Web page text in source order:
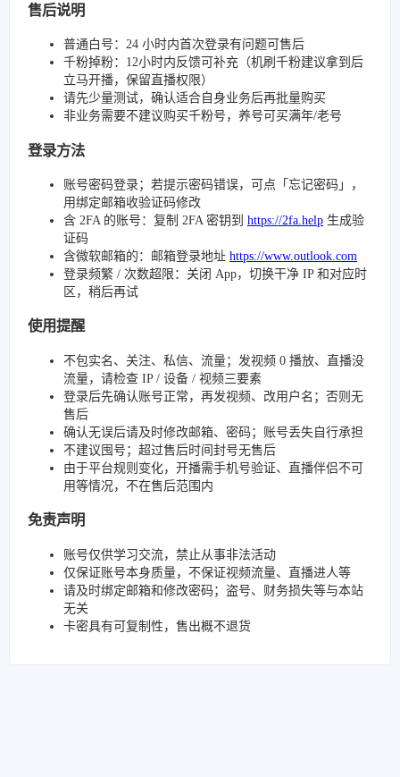
售后说明
普通白号：24 小时内首次登录有问题可售后
千粉掉粉：12小时内反馈可补充（机刷千粉建议拿到后
立马开播，保留直播权限）
请先少量测试，确认适合自身业务后再批量购买
非业务需要不建议购买千粉号，养号可买满年/老号
登录方法
账号密码登录；若提示密码错误，可点「忘记密码」，
用绑定邮箱收验证码修改
含 2FA 的账号：复制 2FA 密钥到 https://2fa.help 生成验
证码
含微软邮箱的：邮箱登录地址 https://www.outlook.com
登录频繁 / 次数超限：关闭 App，切换干净 IP 和对应时
区，稍后再试
使用提醒
不包实名、关注、私信、流量；发视频 0 播放、直播没
流量，请检查 IP / 设备 / 视频三要素
登录后先确认账号正常，再发视频、改用户名；否则无
售后
确认无误后请及时修改邮箱、密码；账号丢失自行承担
不建议囤号；超过售后时间封号无售后
由于平台规则变化，开播需手机号验证、直播伴侣不可
用等情况，不在售后范围内
免责声明
账号仅供学习交流，禁止从事非法活动
仅保证账号本身质量，不保证视频流量、直播进人等
请及时绑定邮箱和修改密码；盗号、财务损失等与本站
无关
卡密具有可复制性，售出概不退货